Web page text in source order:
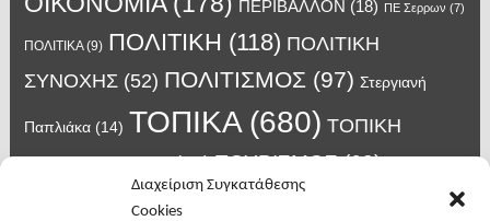
Διαχείριση Συγκατάθεσης
Cookies
ΠΕΡΙΒΑΛΛΟΝ (18) ΠΕ Σερρων (7)
ΠΟΛΙΤΙΚΑ(9) ΠΟΛΙΤΙΚΗ (118) ΠΟΛΙΤΙΚΗ
ΣΥΝΟΧΗΣ(52) ΠΟΛΙΤΙΣΜΟΣ (97) Στεργιανή
Παπλιάκα(14) ΤΟΠΙΚΑ(680) ΤΟΠΙΚΗ
ΑΥΤΟΔΙΟΙΚΗΣΗ(45) ΤΟΥΡΙΣΜΟΣ(63)
(14) Χατζηβασιλειου